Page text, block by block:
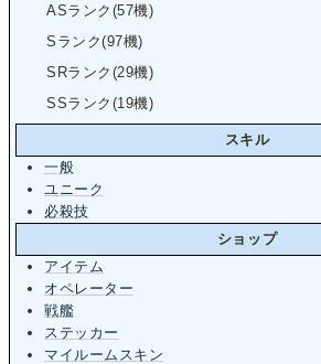
ASランク(57機)
Sランク(97機)
SRランク(29機)
SSランク(19機)
スキル
一般
ユニーク
必殺技
ショップ
アイテム
オペレーター
戦艦
ステッカー
マイルームスキン